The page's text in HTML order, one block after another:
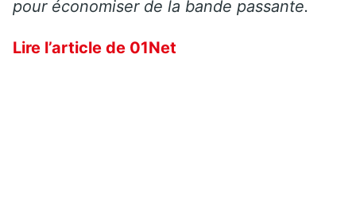
pour économiser de la bande passante.
Lire l’article de 01Net